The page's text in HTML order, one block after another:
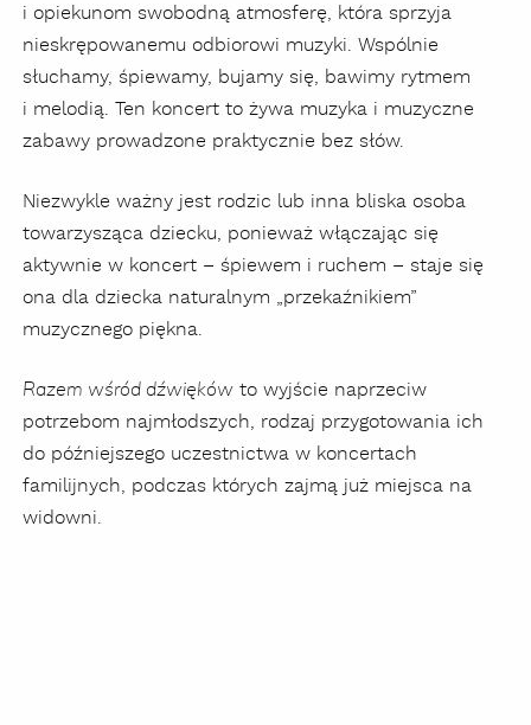
i opiekunom swobodną atmosferę, która sprzyja
nieskrępowanemu odbiorowi muzyki. Wspólnie
słuchamy, śpiewamy, bujamy się, bawimy rytmem
i melodią. Ten koncert to żywa muzyka i muzyczne
zabawy prowadzone praktycznie bez słów.
Niezwykle ważny jest rodzic lub inna bliska osoba
towarzysząca dziecku, ponieważ włączając się
aktywnie w koncert – śpiewem i ruchem – staje się
ona dla dziecka naturalnym „przekaźnikiem”
muzycznego piękna.
Razem wśród dźwięków to wyjście naprzeciw
potrzebom najmłodszych, rodzaj przygotowania ich
do późniejszego uczestnictwa w koncertach
familijnych, podczas których zajmą już miejsca na
widowni.